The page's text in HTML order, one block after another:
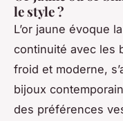
le style ?
L’or jaune évoque
continuité avec les
froid et moderne,
bijoux
des préférences